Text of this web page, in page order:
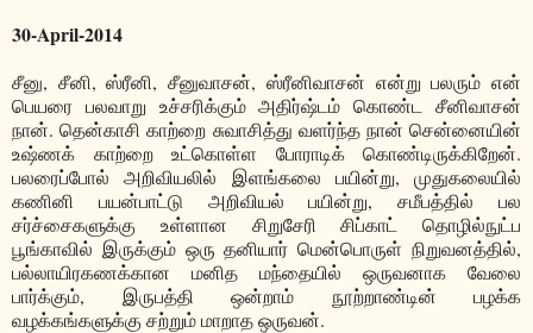
30-April-2014
சீனு, சீனி, ஸ்ரீனி, சீனுவாசன், ஸ்ரீனிவாசன் என்று பலரும் என்
பெயரை பலவாறு உச்சரிக்கும் அதிர்ஷ்டம் கொண்ட சீனிவாசன்
நான். தென்காசி காற்றை சுவாசித்து வளர்ந்த நான் சென்னையின்
உஷ்ணக் காற்றை உட்கொள்ள போராடிக் கொண்டிருக்கிறேன்.
பலரைப்போல் அறிவியலில் இளங்கலை பயின்று, முதுகலையில்
கணினி பயன்பாட்டு அறிவியல் பயின்று, சமீபத்தில் பல
சர்ச்சைகளுக்கு உள்ளான சிறுசேரி சிப்காட் தொழில்நுட்ப
பூங்காவில் இருக்கும் ஒரு தனியார் மென்பொருள் நிறுவனத்தில்,
பல்லாயிரகணக்கான மனித மந்தையில் ஒருவனாக வேலை
பார்க்கும், இருபத்தி ஒன்றாம் நூற்றாண்டின் பழக்க
வழக்கங்களுக்கு சற்றும் மாறாத ஒருவன்.